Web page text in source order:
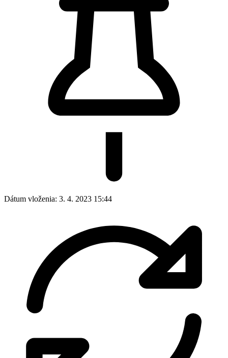
Dátum vloženia: 3. 4. 2023 15:44